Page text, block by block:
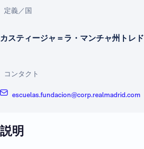
定義／国
カスティージャ＝ラ・マンチャ州トレド
コンタクト
escuelas.fundacion@corp.realmadrid.com
説明